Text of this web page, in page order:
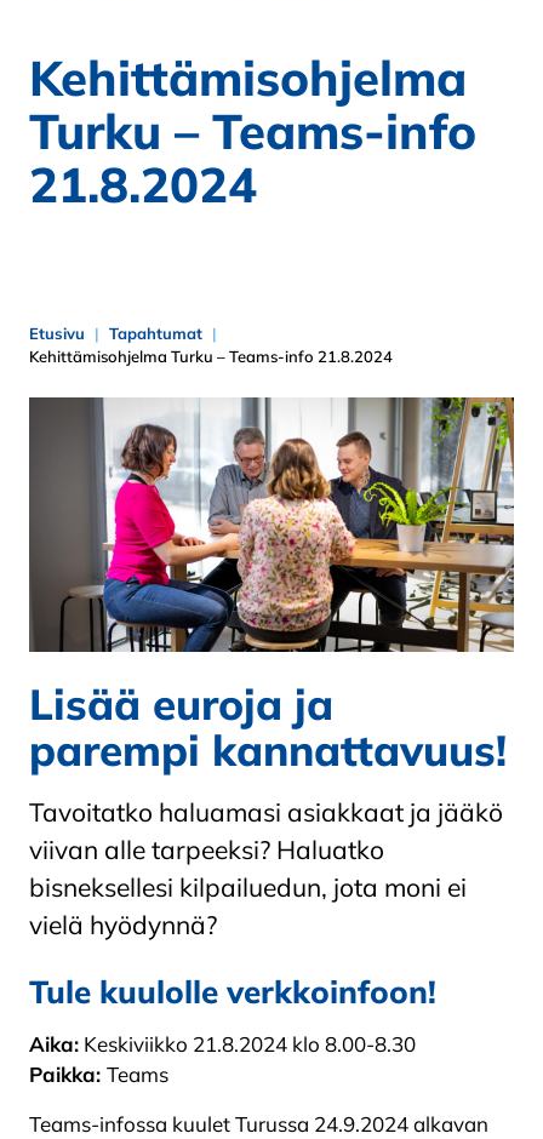
Kehittämisohjelma
Turku – Teams-info
21.8.2024
Etusivu
Tapahtumat
Kehittämisohjelma Turku – Teams-info 21.8.2024
Lisää euroja ja
parempi kannattavuus!
Tavoitatko haluamasi asiakkaat ja jääkö
viivan alle tarpeeksi? Haluatko
bisneksellesi kilpailuedun, jota moni ei
vielä hyödynnä?
Tule kuulolle verkkoinfoon!
Aika: Keskiviikko 21.8.2024 klo 8.00-8.30
Paikka: Teams
Teams-infossa kuulet Turussa 24.9.2024 alkavan